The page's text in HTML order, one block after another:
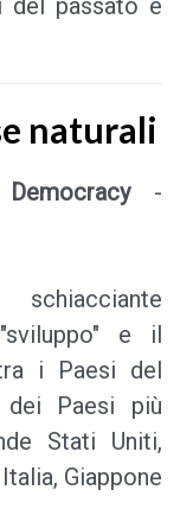
del passato e
naturali
-
e il
i Paesi del
dei Paesi più
Stati Uniti,
Giappone